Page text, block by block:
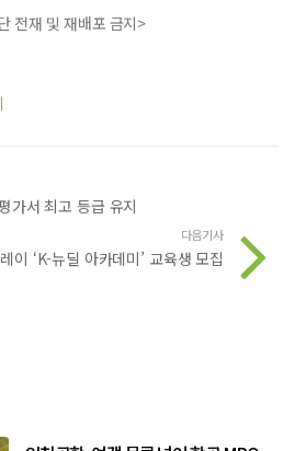
전재 및 재배포 금지>
가서 최고 등급 유지
다음기사
이 ‘K-뉴딜 아카데미’ 교육생 모집